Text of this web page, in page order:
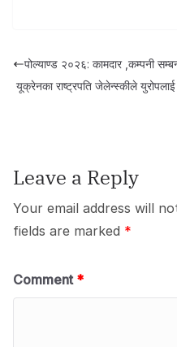
e
b
o
d
पोल्याण्ड २०२६: कामदार ,कम्पनी
यूक्रेनका राष्ट्रपति जेलेन्स्कीले
Leave a Reply
Your email address will
fields are marked *
Comment *